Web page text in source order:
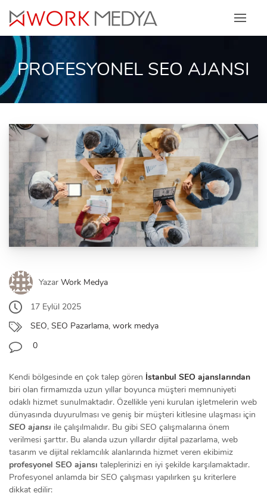
content
PROFESYONEL SEO AJANSI
Yazar Work Medya
17 Eylül 2025
SEO, SEO Pazarlama, work medya
0
Kendi bölgesinde en çok talep gören İstanbul SEO ajanslarından
biri olan firmamızda uzun yıllar boyunca müşteri memnuniyeti
odaklı hizmet sunulmaktadır. Özellikle yeni kurulan işletmelerin web
dünyasında duyurulması ve geniş bir müşteri kitlesine ulaşması için
SEO ajansı ile çalışılmalıdır. Bu gibi SEO çalışmalarına önem
verilmesi şarttır. Bu alanda uzun yıllardır dijital pazarlama, web
tasarım ve dijital reklamcılık alanlarında hizmet veren ekibimiz
profesyonel SEO ajansı taleplerinizi en iyi şekilde karşılamaktadır.
Profesyonel anlamda bir SEO çalışması yapılırken şu kriterlere
dikkat edilir: